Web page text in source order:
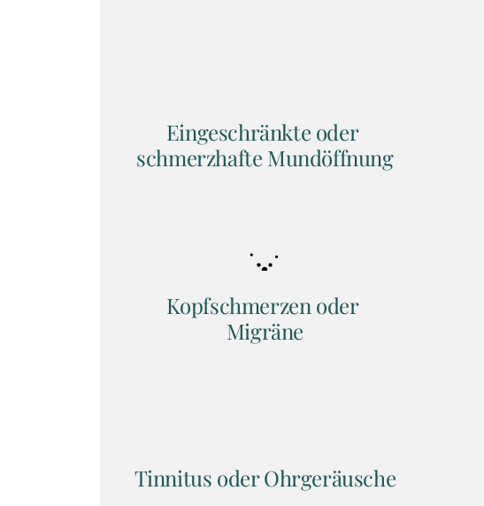
Eingeschränkte oder
schmerzhafte Mundöffnung
Kopfschmerzen oder
Migräne
Tinnitus oder Ohrgeräusche